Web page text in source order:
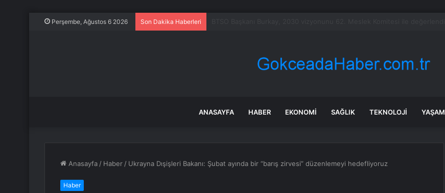
Perşembe, Ağustos 6 2026 Son Dakika Haberleri
ANASAYFA HABER EKONOMI SAĞLIK TEKNOLOJI YAŞAM
Anasayfa / Haber / Ukrayna Dışişleri Bakanı: Şubat ayında bir “barış zirvesi” düzenlemeyi hedefliyoruz
Haber